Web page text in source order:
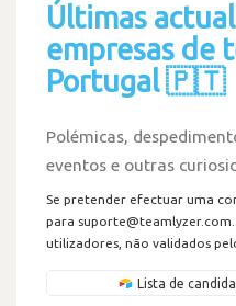
Últimas
empresas de
Portugal 🇵🇹
Polémicas,
eventos e outras
Se pretender efectuar uma
para
utilizadores, não validados
Lista de